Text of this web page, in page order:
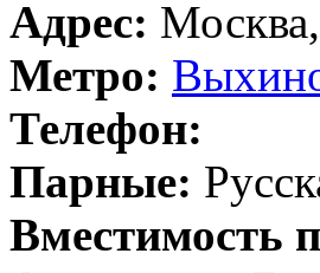
Адрес:
Метро:
Телефон:
Парные:
Вместимость